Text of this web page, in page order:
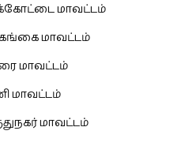
மாவட்டம்
மாவட்டம்
மாவட்டம்
மாவட்டம்
மாவட்டம்